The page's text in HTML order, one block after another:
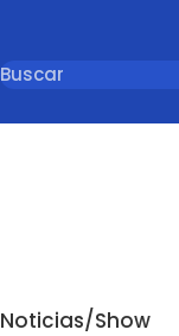
Noticias/Show